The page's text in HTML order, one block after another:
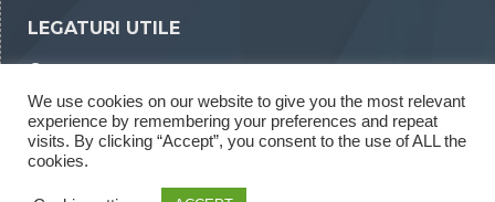
LEGATURI UTILE
Declaratii de interese
Rapoarte legea 52/2003
We use cookies on our website to give you the most relevant
experience by remembering your preferences and repeat
visits. By clicking “Accept”, you consent to the use of ALL the
cookies.